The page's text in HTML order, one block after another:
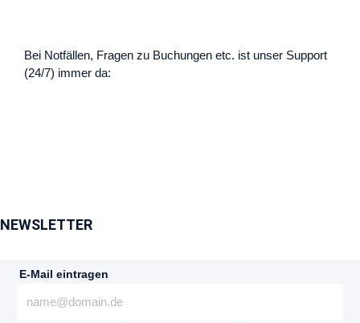
Bei Notfällen, Fragen zu Buchungen etc. ist unser Support
(24/7) immer da:
NEWSLETTER
E-Mail eintragen